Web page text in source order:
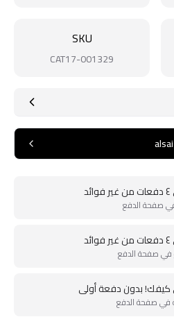
SKU
CAT17-001329
في صفحة الدفع
في صفحة الدفع
بدون دفعة أولى
في صفحة الدفع